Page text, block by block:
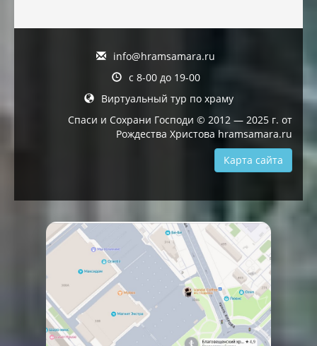
info@hramsamara.ru
с 8-00 до 19-00
Виртуальный тур по храму
Спаси и Сохрани Господи © 2012 — 2025 г. от
Рождества Христова hramsamara.ru
Карта сайта